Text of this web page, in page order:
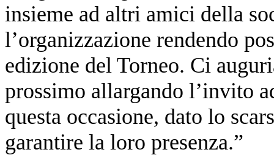
insieme ad altri amici della
l’organizzazione rendendo
edizione del Torneo. Ci
prossimo allargando l’invito
questa occasione, dato lo
garantire la loro presenza.”